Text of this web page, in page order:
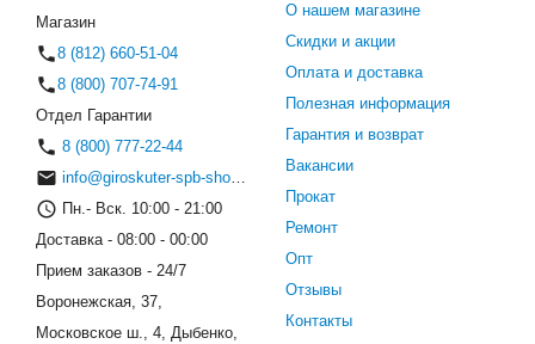
Магазин
8 (812) 660-51-04
8 (800) 707-74-91
Отдел Гарантии
8 (800) 777-22-44
info@giroskuter-spb-shop.ru
Пн.- Вск. 10:00 - 21:00
Доставка - 08:00 - 00:00
Прием заказов - 24/7
Воронежская, 37,
Московское ш., 4, Дыбенко,
О нашем магазине
Скидки и акции
Оплата и доставка
Полезная информация
Гарантия и возврат
Вакансии
Прокат
Ремонт
Опт
Отзывы
Контакты